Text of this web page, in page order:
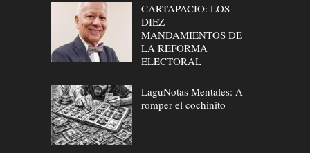
CARTAPACIO: LOS
DIEZ
MANDAMIENTOS DE
LA REFORMA
ELECTORAL
LaguNotas Mentales: A
romper el cochinito